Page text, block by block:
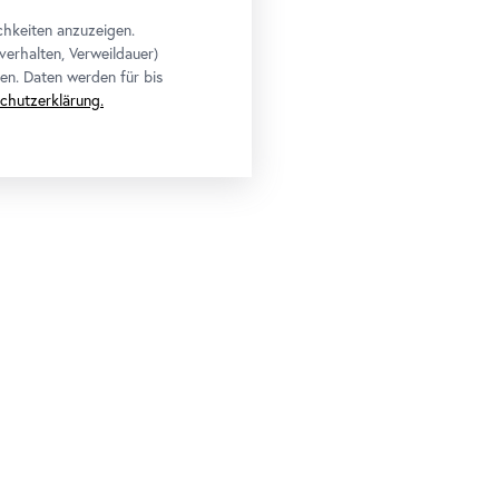
anzuzeigen.
Verweildauer)
Daten werden für bis